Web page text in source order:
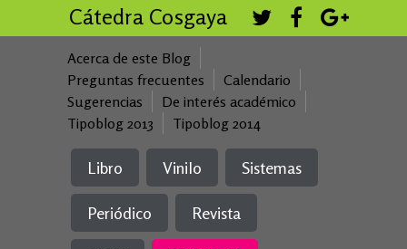
Cátedra Cosgaya
Acerca de este Blog
Preguntas frecuentes
Calendario
Sugerencias
De interés académico
Tipoblog 2013
Tipoblog 2014
Libro Vinilo Sistemas
Periódico Revista